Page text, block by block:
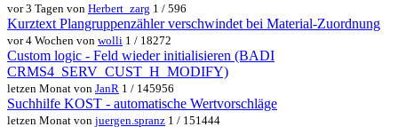
vor 3 Tagen von Herbert_zarg 1 / 596
Kurztext Plangruppenzähler verschwindet bei Material-Zuordnung
vor 4 Wochen von wolli 1 / 18272
Custom logic - Feld wieder initialisieren (BADI
CRMS4_SERV_CUST_H_MODIFY)
letzen Monat von JanR 1 / 145956
Suchhilfe KOST - automatische Wertvorschläge
letzen Monat von juergen.spranz 1 / 151444